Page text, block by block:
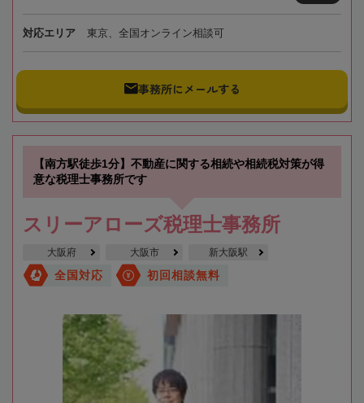
対応エリア 東京、全国オンライン相談可
事務所にメールする
【南方駅徒歩1分】不動産に関する相続や相続税対策が得
意な税理士事務所です
スリーアローズ税理士事務所
大阪府 大阪市 新大阪駅
全国対応 初回相談無料